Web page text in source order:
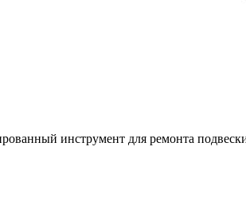
инструмент для ремонта